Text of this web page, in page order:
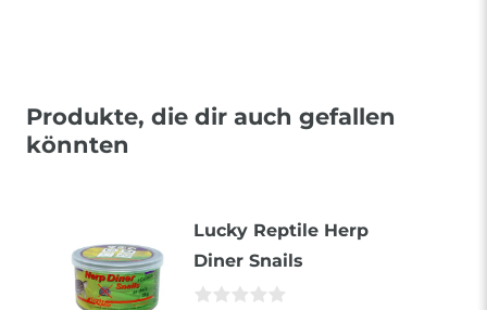
Produkte, die dir auch gefallen
könnten
Lucky Reptile Herp
Diner Snails